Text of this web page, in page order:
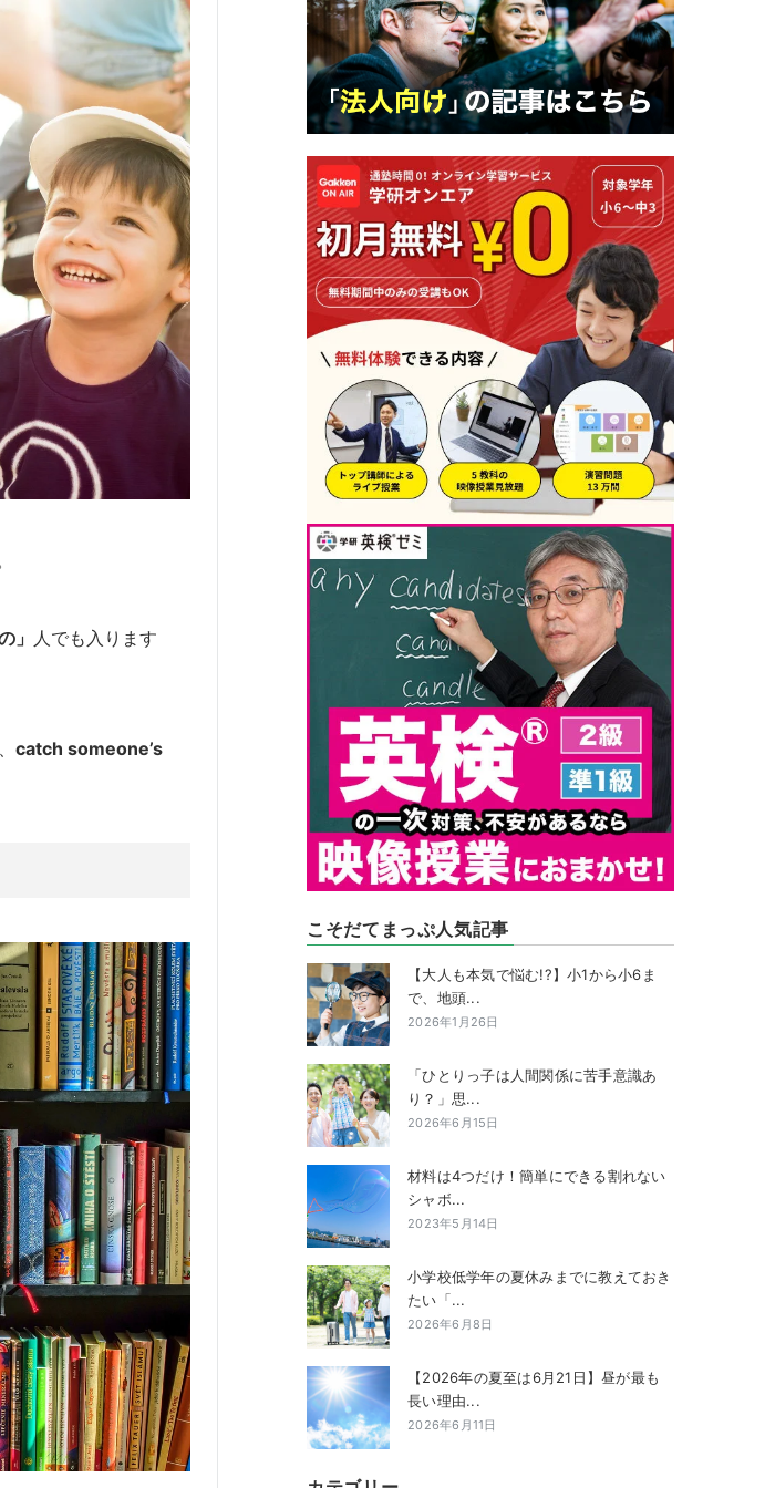
」 人でも入ります
catch someone’s
こそだてまっぷ人気記事
【大人も本気で悩む!?】小1から小6ま
で、地頭...
2026年1月26日
「ひとりっ子は人間関係に苦手意識あ
り？」思...
2026年6月15日
材料は4つだけ！簡単にできる割れない
シャボ...
2023年5月14日
小学校低学年の夏休みまでに教えておき
たい「...
2026年6月8日
【2026年の夏至は6月21日】昼が最も
長い理由...
2026年6月11日